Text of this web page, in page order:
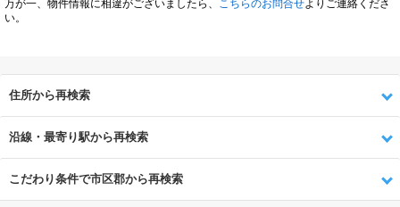
万が一、物件情報に相違がございましたら、
こちらのお問合せよりご連絡くださ
い。
住所から再検索
沿線・最寄り駅から再検索
こだわり条件で市区郡から再検索